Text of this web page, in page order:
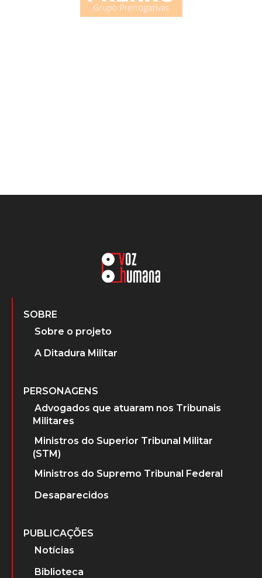
SOBRE
Sobre o projeto
A Ditadura Militar
PERSONAGENS
Advogados que atuaram nos Tribunais
Militares
Ministros do Superior Tribunal Militar
(STM)
Ministros do Supremo Tribunal Federal
Desaparecidos
PUBLICAÇÕES
Notícias
Biblioteca